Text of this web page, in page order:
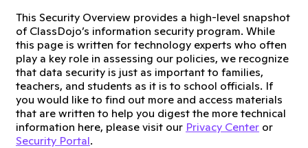
This Security Overview provides a high-level snapshot
of ClassDojo’s information security program. While
this page is written for technology experts who often
play a key role in assessing our policies, we recognize
that data security is just as important to families,
teachers, and students as it is to school officials. If
you would like to find out more and access materials
that are written to help you digest the more technical
information here, please visit our Privacy Center or
Security Portal.